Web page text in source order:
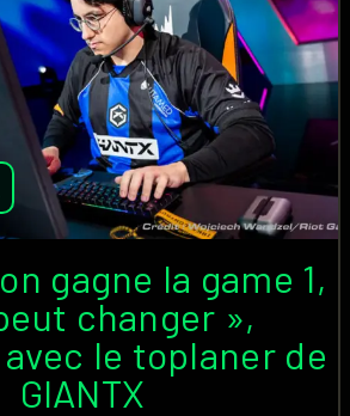
gagne la game 1,
changer »,
le toplaner de
GIANTX